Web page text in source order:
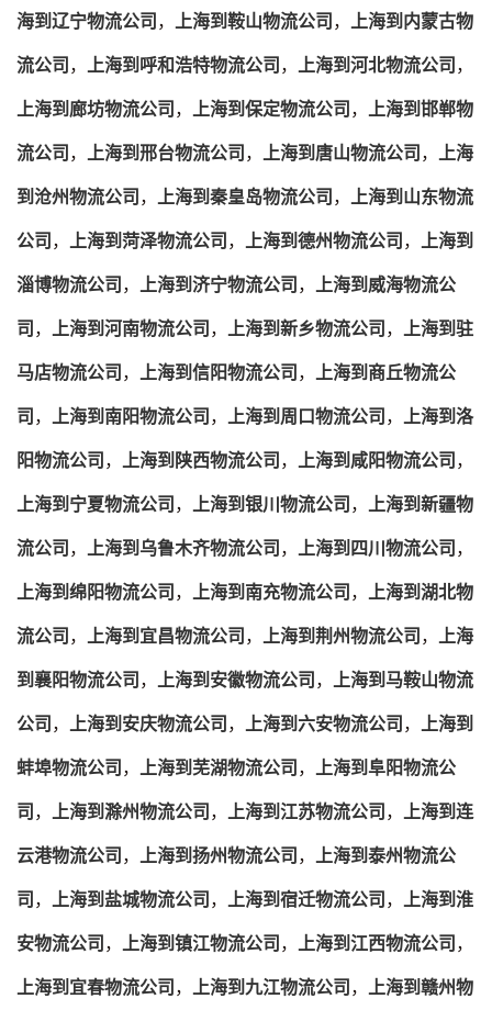
海到辽宁物流公司， 上海到鞍山物流公司， 上海到内蒙古物
流公司， 上海到呼和浩特物流公司， 上海到河北物流公司，
上海到廊坊物流公司， 上海到保定物流公司， 上海到邯郸物
流公司， 上海到邢台物流公司， 上海到唐山物流公司， 上海
到沧州物流公司， 上海到秦皇岛物流公司， 上海到山东物流
公司， 上海到菏泽物流公司， 上海到德州物流公司， 上海到
淄博物流公司， 上海到济宁物流公司， 上海到威海物流公
司， 上海到河南物流公司， 上海到新乡物流公司， 上海到驻
马店物流公司， 上海到信阳物流公司， 上海到商丘物流公
司， 上海到南阳物流公司， 上海到周口物流公司， 上海到洛
阳物流公司， 上海到陕西物流公司， 上海到咸阳物流公司，
上海到宁夏物流公司， 上海到银川物流公司， 上海到新疆物
流公司， 上海到乌鲁木齐物流公司， 上海到四川物流公司，
上海到绵阳物流公司， 上海到南充物流公司， 上海到湖北物
流公司， 上海到宜昌物流公司， 上海到荆州物流公司， 上海
到襄阳物流公司， 上海到安徽物流公司， 上海到马鞍山物流
公司， 上海到安庆物流公司， 上海到六安物流公司， 上海到
蚌埠物流公司， 上海到芜湖物流公司， 上海到阜阳物流公
司， 上海到滁州物流公司， 上海到江苏物流公司， 上海到连
云港物流公司， 上海到扬州物流公司， 上海到泰州物流公
司， 上海到盐城物流公司， 上海到宿迁物流公司， 上海到淮
安物流公司， 上海到镇江物流公司， 上海到江西物流公司，
上海到宜春物流公司， 上海到九江物流公司， 上海到赣州物